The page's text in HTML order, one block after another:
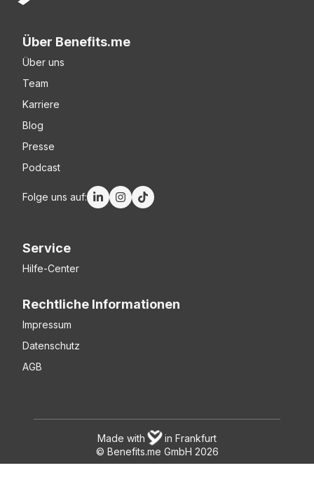
Über Benefits.me
Über uns
Team
Karriere
Blog
Presse
Podcast
Folge uns auf:
Service
Hilfe-Center
Rechtliche Informationen
Impressum
Datenschutz
AGB
Made with
in Frankfurt
© Benefits.me GmbH 2026